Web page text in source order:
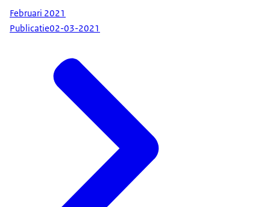
Februari 2021
Publicatie02-03-2021